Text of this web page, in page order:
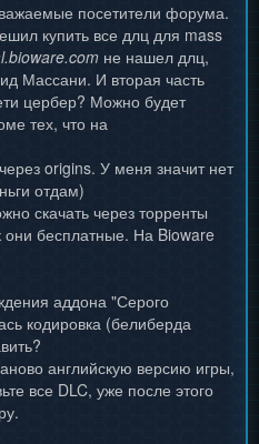
посетители форума.
купить все длц для mass
не нашел длц,
Массани. И вторая часть
цербер? Можно будет
тех, что на
origins. У меня значит нет
отдам)
скачать через торренты
они бесплатные. На Bioware
аддона "Серого
кодировка (белиберда
английскую версию игры,
все DLC, уже после этого